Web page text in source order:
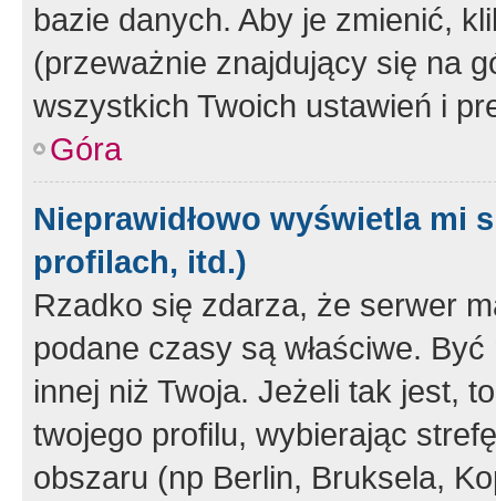
bazie danych. Aby je zmienić,
(przeważnie znajdujący się na
wszystkich Twoich ustawień i
Góra
Nieprawidłowo wyświetla mi
profilach, itd.)
Rzadko się zdarza, że serwer
podane czasy są właściwe.
innej niż Twoja. Jeżeli tak jest,
twojego profilu, wybierając
obszaru (np Berlin, Bruksela,